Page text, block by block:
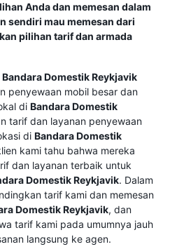
Anda dan memesan dalam
sendiri mau memesan dari
pilihan tarif dan armada
Bandara Domestik Reykjavik
penyewaan mobil besar dan
di Bandara Domestik
tarif dan layanan penyewaan
di Bandara Domestik
kami tahu bahwa mereka
dan layanan terbaik untuk
Domestik Reykjavik. Dalam
tarif kami dan memesan
Domestik Reykjavik, dan
tarif kami pada umumnya jauh
langsung ke agen.